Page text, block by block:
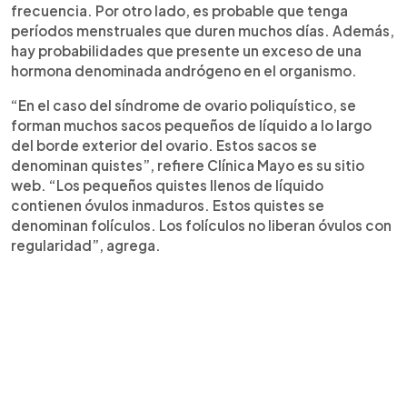
frecuencia. Por otro lado, es probable que tenga
períodos menstruales que duren muchos días. Además,
hay probabilidades que presente un exceso de una
hormona denominada andrógeno en el organismo.
“En el caso del síndrome de ovario poliquístico, se
forman muchos sacos pequeños de líquido a lo largo
del borde exterior del ovario. Estos sacos se
denominan quistes”, refiere Clínica Mayo es su sitio
web. “Los pequeños quistes llenos de líquido
contienen óvulos inmaduros. Estos quistes se
denominan folículos. Los folículos no liberan óvulos con
regularidad”, agrega.